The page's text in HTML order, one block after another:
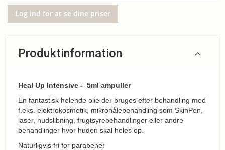
Log ind for at se dine priser
Produktinformation
Heal Up Intensive - 5ml ampuller
En fantastisk helende olie der bruges efter behandling med
f.eks. elektrokosmetik, mikronålebehandling som SkinPen,
laser, hudslibning, frugtsyrebehandlinger eller andre
behandlinger hvor huden skal heles op.
Naturligvis fri for parabener